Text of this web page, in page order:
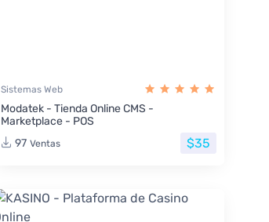
Sistemas Web
Modatek - Tienda Online CMS -
Marketplace - POS
97 Ventas $35